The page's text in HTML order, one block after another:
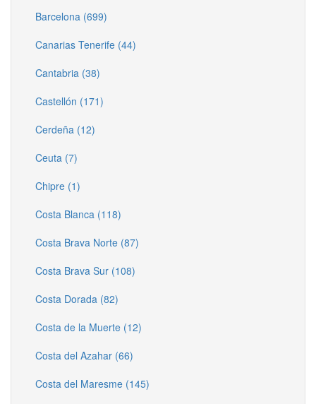
Barcelona (699)
Canarias Tenerife (44)
Cantabria (38)
Castellón (171)
Cerdeña (12)
Ceuta (7)
Chipre (1)
Costa Blanca (118)
Costa Brava Norte (87)
Costa Brava Sur (108)
Costa Dorada (82)
Costa de la Muerte (12)
Costa del Azahar (66)
Costa del Maresme (145)